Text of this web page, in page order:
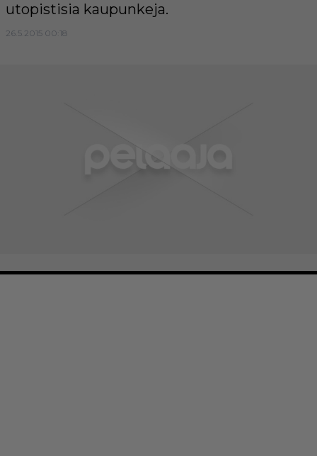
utopistisia kaupunkeja.
26.5.2015 00:18